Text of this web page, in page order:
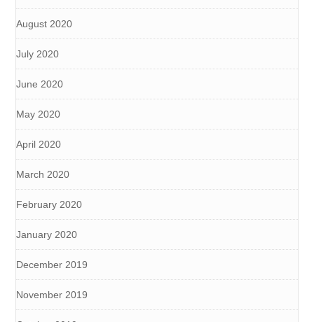
August 2020
July 2020
June 2020
May 2020
April 2020
March 2020
February 2020
January 2020
December 2019
November 2019